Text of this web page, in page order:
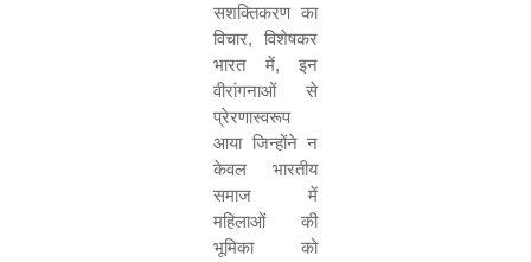
सशक्तिकरण का
विचार, विशेषकर
भारत में, इन
वीरांगनाओं से
प्रेरणास्वरूप
आया जिन्होंने न
केवल भारतीय
समाज में
महिलाओं की
भूमिका को